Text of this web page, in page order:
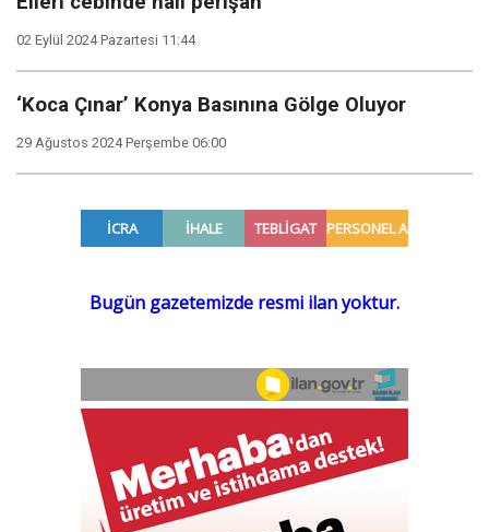
02 Eylül 2024 Pazartesi 11:44
‘Koca Çınar’ Konya Basınına Gölge Oluyor
29 Ağustos 2024 Perşembe 06:00